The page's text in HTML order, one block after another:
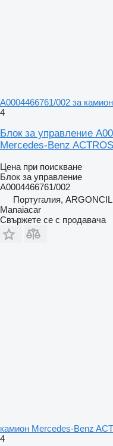
A0004466761/002 за
4
Блок за управление
Mercedes-Benz
Цена при поискване
Блок за управление
A0004466761/002
Португалия,
Manaiacar
Свържете се с продавача
камион Mercedes-Benz
4